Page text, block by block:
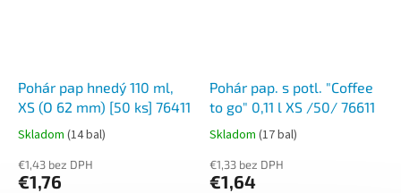
Pohár pap hnedý 110 ml,
XS (O 62 mm) [50 ks] 76411
Skladom (14 bal)
€1,43 bez DPH
€1,76
Pohár pap. s potl. "Coffee
to go" 0,11 l XS /50/ 76611
Skladom (17 bal)
€1,33 bez DPH
€1,64